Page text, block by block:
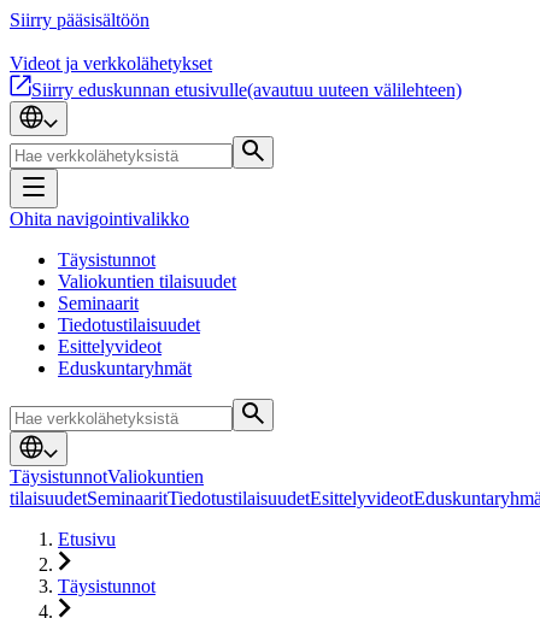
Siirry pääsisältöön
Videot ja verkkolähetykset
Siirry eduskunnan etusivulle(avautuu uuteen välilehteen)
Ohita navigointivalikko
Täysistunnot
Valiokuntien tilaisuudet
Seminaarit
Tiedotustilaisuudet
Esittelyvideot
Eduskuntaryhmät
TäysistunnotValiokuntien
tilaisuudetSeminaaritTiedotustilaisuudetEsittelyvideot
Etusivu
Täysistunnot